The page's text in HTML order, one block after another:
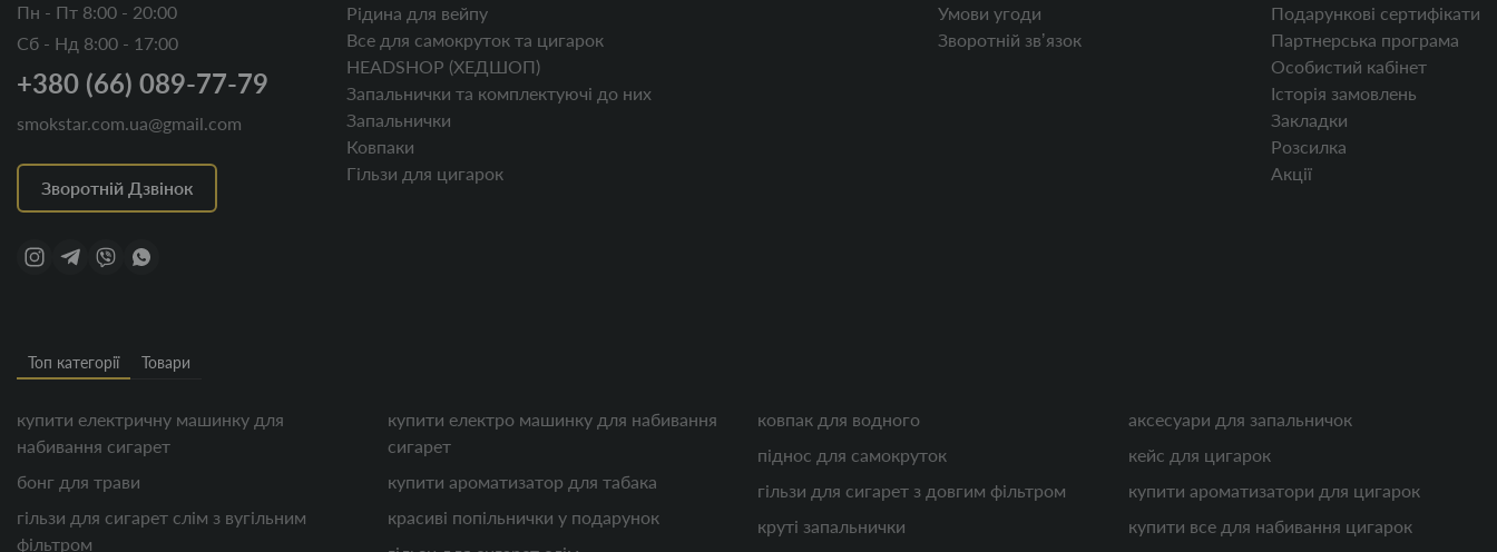
Пн - Пт 8:00 - 20:00
Сб - Нд 8:00 - 17:00
+380 (66) 089-77-79
smokstar.com.ua@gmail.com
Зворотній Дзвінок
Рідина для вейпу
Все для самокруток та цигарок
HEADSHOP (ХЕДШОП)
Запальнички та комплектуючі до них
Запальнички
Ковпаки
Гільзи для цигарок
Умови угоди
Зворотній звʼязок
Подарункові сертифікати
Партнерська програма
Особистий кабінет
Історія замовлень
Закладки
Розсилка
Акції
Топ категорії Товари
купити електричну машинку для
набивання сигарет
бонг для трави
гільзи для сигарет слім з вугільним
фільтром
купити електро машинку для набивання
сигарет
купити ароматизатор для табака
красиві попільнички у подарунок
ковпак для водного
піднос для самокруток
гільзи для сигарет з довгим фільтром
круті запальнички
аксесуари для запальничок
кейс для цигарок
купити ароматизатори для цигарок
купити все для набивання цигарок